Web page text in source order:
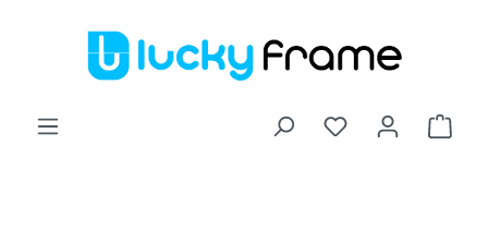
Zum Hauptinhalt springen